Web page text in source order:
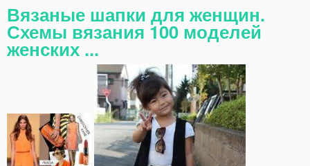
Вязаные шапки для женщин.
Схемы вязания 100 моделей
женских ...